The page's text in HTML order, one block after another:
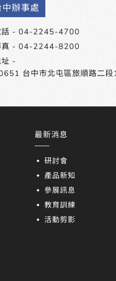
中辦事處
話 - 04-2245-4700
真 - 04-2244-8200
-
台中市北屯區旅順路二
最新消息
研討會
產品新知
參展訊息
教育訓練
活動剪影